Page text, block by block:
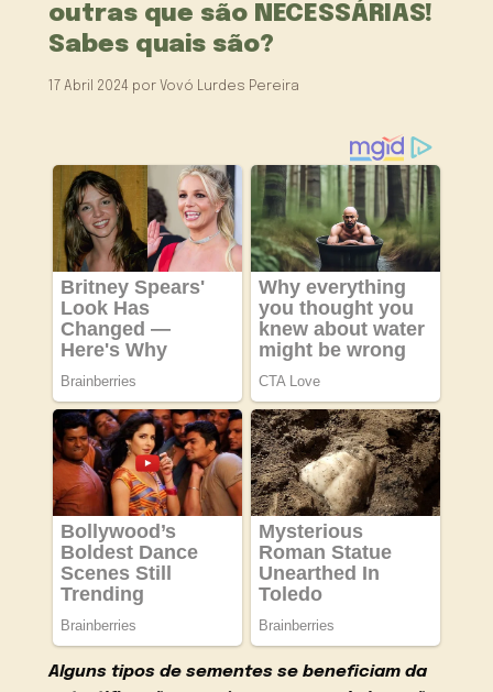
outras que são NECESSÁRIAS!
Sabes quais são?
17 Abril 2024 por Vovó Lurdes Pereira
Alguns tipos de sementes se beneficiam da